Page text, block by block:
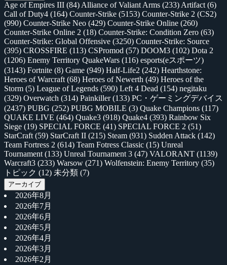
Age of Empires III (84) Alliance of Valiant Arms (233) Artifact (6)
Call of Duty4 (164) Counter-Strike (5153) Counter-Strike 2 (CS2)
(990) Counter-Strike Neo (429) Counter-Strike Online (260)
Counter-Strike Online 2 (18) Counter-Strike: Condition Zero (63)
Counter-Strike: Global Offensive (3250) Counter-Strike: Source
(395) CROSSFIRE (113) CSPromod (57) DOOM3 (102) Dota 2
(1206) Enemy Territory QuakeWars (116) esports(eスポーツ)
(3143) Fortnite (8) Game (949) Half-Life2 (242) Hearthstone:
Heroes of Warcraft (68) Heroes of Newerth (49) Heroes of the
Storm (5) League of Legends (590) Left 4 Dead (154) negitaku
(329) Overwatch (314) Painkiller(133) PC・ゲーミングデバイス
(2437) PUBG (252) PUBG MOBILE (3) Quake Champions (117)
QUAKE LIVE (464) Quake3 (918) Quake4 (393) Rainbow Six
Siege (19) SPECIAL FORCE (41) SPECIAL FORCE 2 (51)
StarCraft (59) StarCraft II (215) Steam (931) Sudden Attack (142)
Team Fortress 2 (614) Team Fotress Classic (15) Unreal
Tournament (133) Unreal Tournament 3 (47) VALORANT (1139)
Warcraft3 (233) Warsow (271) Wolfenstein: Enemy Territory (35)
トピック (12) 未分類 (7)
アーカイブ
2026年8月
2026年7月
2026年6月
2026年5月
2026年4月
2026年3月
2026年2月